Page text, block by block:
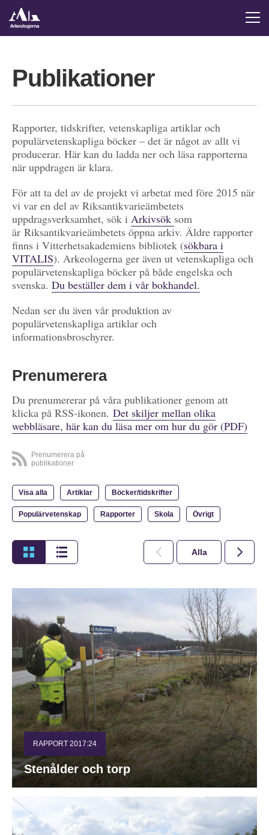
Publikationer
Rapporter, tidskrifter, vetenskapliga artiklar och
populärvetenskapliga böcker – det är något av allt vi
producerar. Här kan du ladda ner och läsa rapporterna
när uppdragen är klara.
För att ta del av de projekt vi arbetat med före 2015 när
vi var en del av Riksantikvarieämbetets
uppdragsverksamhet, sök i Arkivsök som
är Riksantikvarieämbetets öppna arkiv. Äldre rapporter
finns i Vitterhetsakademiens bibliotek (sökbara i
VITALIS). Arkeologerna ger även ut vetenskapliga och
populärvetenskapliga böcker på både engelska och
svenska. Du beställer dem i vår bokhandel.
Nedan ser du även vår produktion av
populärvetenskapliga artiklar och
informationsbroschyrer.
Prenumerera
Du prenumererar på våra publikationer genom att
klicka på RSS-ikonen. Det skiljer mellan olika
webbläsare, här kan du läsa mer om hur du gör (PDF)
Prenumerera på
publikationer
Visa alla Artiklar Böcker/tidskrifter
Populärvetenskap Rapporter Skola Övrigt
Alla 2026
RAPPORT 2017:24
Stenålder och torp